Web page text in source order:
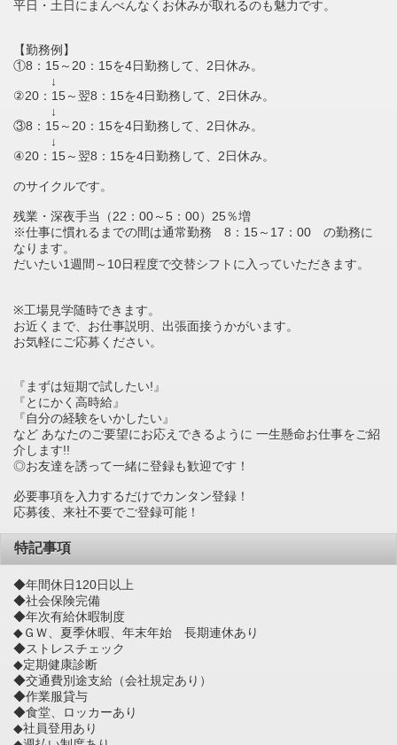
平日・土日にまんべんなくお休みが取れるのも魅力です。
【勤務例】
①8：15～20：15を4日勤務して、2日休み。
↓
②20：15～翌8：15を4日勤務して、2日休み。
↓
③8：15～20：15を4日勤務して、2日休み。
↓
④20：15～翌8：15を4日勤務して、2日休み。
のサイクルです。
残業・深夜手当（22：00～5：00）25％増
※仕事に慣れるまでの間は通常勤務 8：15～17：00 の勤務に
なります。
だいたい1週間～10日程度で交替シフトに入っていただきます。
※工場見学随時できます。
お近くまで、お仕事説明、出張面接うかがいます。
お気軽にご応募ください。
『まずは短期で試したい!』
『とにかく高時給』
『自分の経験をいかしたい』
など あなたのご要望にお応えできるように 一生懸命お仕事をご紹
介します!!
◎お友達を誘って一緒に登録も歓迎です！
必要事項を入力するだけでカンタン登録！
応募後、来社不要でご登録可能！
特記事項
◆年間休日120日以上
◆社会保険完備
◆年次有給休暇制度
◆ＧＷ、夏季休暇、年末年始 長期連休あり
◆ストレスチェック
◆定期健康診断
◆交通費別途支給（会社規定あり）
◆作業服貸与
◆食堂、ロッカーあり
◆社員登用あり